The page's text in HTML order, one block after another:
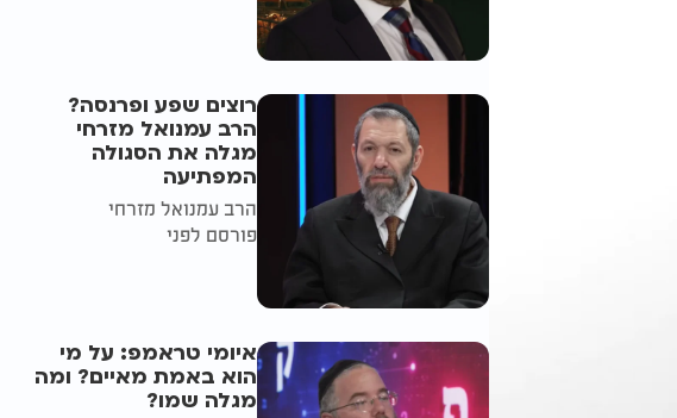
רוצים שפע ופרנסה?
הרב עמנואל מזרחי
מגלה את הסגולה
המפתיעה
הרב עמנואל מזרחי
פורסם לפני
איומי טראמפ: על מי
הוא באמת מאיים? ומה
מגלה שמו?